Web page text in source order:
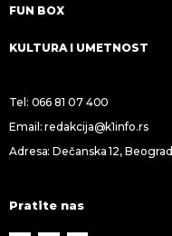
FUN BOX
KULTURA I UMETNOST
Tel: 066 81 07 400
Email:redakcija@k1info.rs
Adresa: Dečanska 12,
Pratite nas